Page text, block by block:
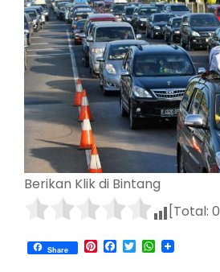
Berikan Klik di Bintang
[Total: 0
Share Pinterest
Facebook
TwitterWhatsApp